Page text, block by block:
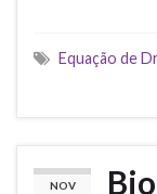
Equação de
NOV